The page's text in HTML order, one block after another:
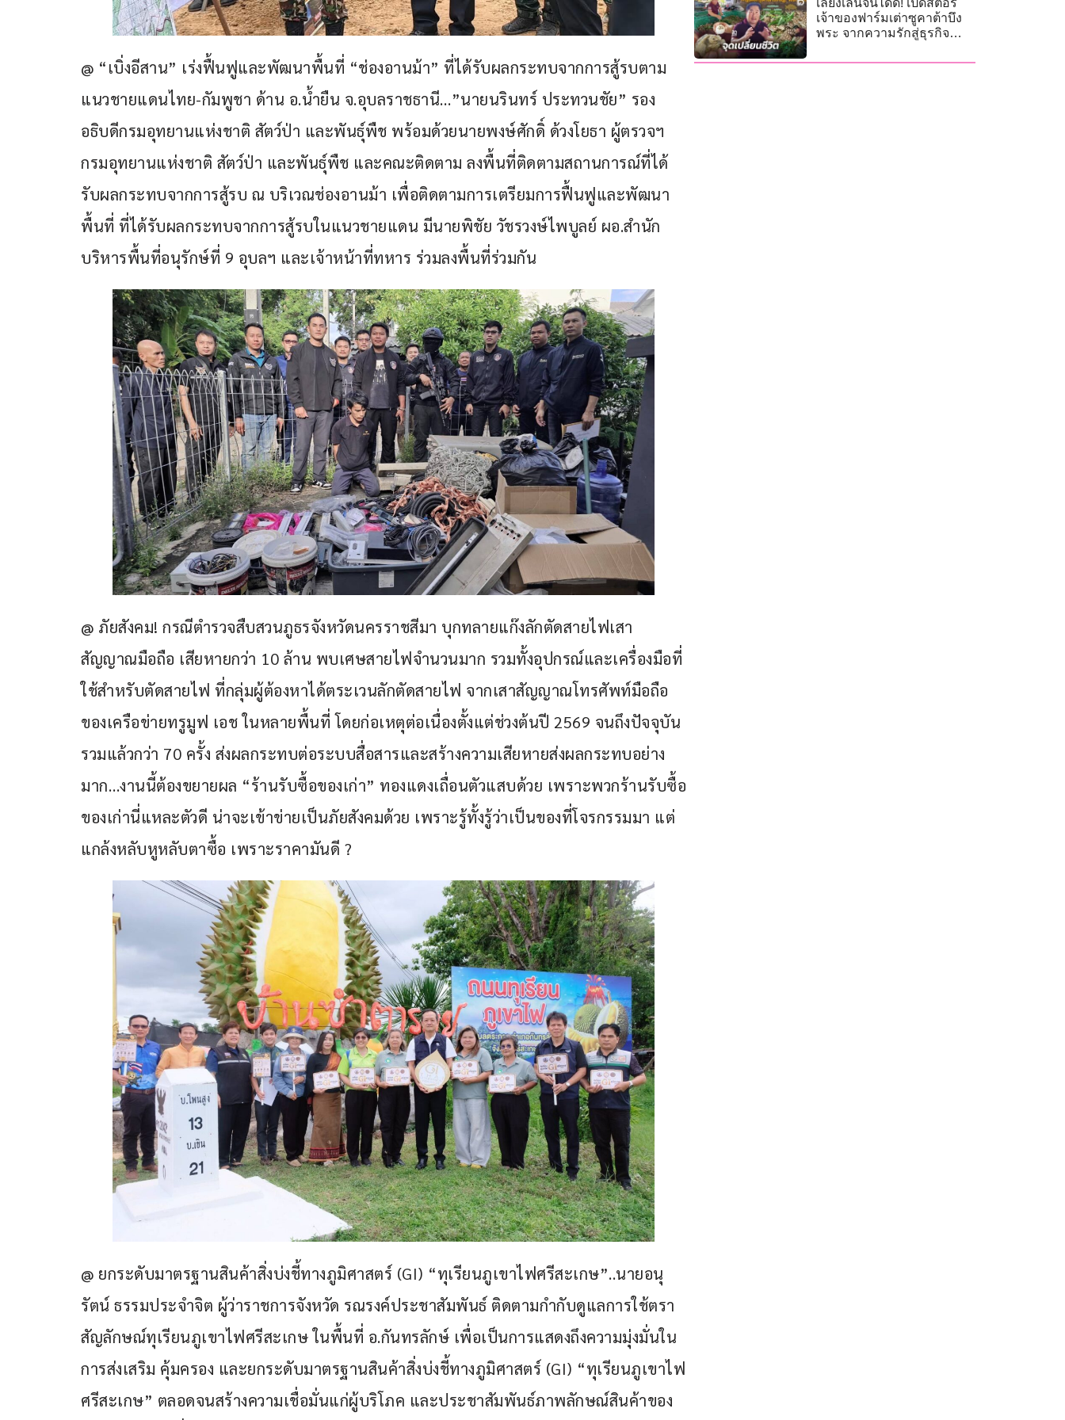
@ “เบิ่งอีสาน” เร่งฟื้นฟูและพัฒนาพื้นที่ “ช่องอานม้า” ที่ได้รับผลกระทบจากการสู้รบตาม
แนวชายแดนไทย-กัมพูชา ด้าน อ.น้ำยืน จ.อุบลราชธานี…”นายนรินทร์ ประทวนชัย” รอง
อธิบดีกรมอุทยานแห่งชาติ สัตว์ป่า และพันธุ์พืช พร้อมด้วยนายพงษ์ศักดิ์ ด้วงโยธา ผู้ตรวจฯ
กรมอุทยานแห่งชาติ สัตว์ป่า และพันธุ์พืช และคณะติดตาม ลงพื้นที่ติดตามสถานการณ์ที่ได้
รับผลกระทบจากการสู้รบ ณ บริเวณช่องอานม้า เพื่อติดตามการเตรียมการฟื้นฟูและพัฒนา
พื้นที่ ที่ได้รับผลกระทบจากการสู้รบในแนวชายแดน มีนายพิชัย วัชรวงษ์ไพบูลย์ ผอ.สำนัก
บริหารพื้นที่อนุรักษ์ที่ 9 อุบลฯ และเจ้าหน้าที่ทหาร ร่วมลงพื้นที่ร่วมกัน
@ ภัยสังคม! กรณีตำรวจสืบสวนภูธรจังหวัดนครราชสีมา บุกทลายแก๊งลักตัดสายไฟเสา
สัญญาณมือถือ เสียหายกว่า 10 ล้าน พบเศษสายไฟจำนวนมาก รวมทั้งอุปกรณ์และเครื่องมือที่
ใช้สำหรับตัดสายไฟ ที่กลุ่มผู้ต้องหาได้ตระเวนลักตัดสายไฟ จากเสาสัญญาณโทรศัพท์มือถือ
ของเครือข่ายทรูมูฟ เอช ในหลายพื้นที่ โดยก่อเหตุต่อเนื่องตั้งแต่ช่วงต้นปี 2569 จนถึงปัจจุบัน
รวมแล้วกว่า 70 ครั้ง ส่งผลกระทบต่อระบบสื่อสารและสร้างความเสียหายส่งผลกระทบอย่าง
มาก…งานนี้ต้องขยายผล “ร้านรับซื้อของเก่า” ทองแดงเถื่อนตัวแสบด้วย เพราะพวกร้านรับซื้อ
ของเก่านี่แหละตัวดี น่าจะเข้าข่ายเป็นภัยสังคมด้วย เพราะรู้ทั้งรู้ว่าเป็นของที่โจรกรรมมา แต่
แกล้งหลับหูหลับตาซื้อ เพราะราคามันดี ?
@ ยกระดับมาตรฐานสินค้าสิ่งบ่งชี้ทางภูมิศาสตร์ (GI) “ทุเรียนภูเขาไฟศรีสะเกษ”..นายอนุ
รัตน์ ธรรมประจำจิต ผู้ว่าราชการจังหวัด รณรงค์ประชาสัมพันธ์ ติดตามกำกับดูแลการใช้ตรา
สัญลักษณ์ทุเรียนภูเขาไฟศรีสะเกษ ในพื้นที่ อ.กันทรลักษ์ เพื่อเป็นการแสดงถึงความมุ่งมั่นใน
การส่งเสริม คุ้มครอง และยกระดับมาตรฐานสินค้าสิ่งบ่งชี้ทางภูมิศาสตร์ (GI) “ทุเรียนภูเขาไฟ
ศรีสะเกษ” ตลอดจนสร้างความเชื่อมั่นแก่ผู้บริโภค และประชาสัมพันธ์ภาพลักษณ์สินค้าของ
เลี้ยงเล่นจนได้ดี! เปิดสตอรี่
เจ้าของฟาร์มเต่าซูคาต้าบึง
พระ จากความรักสู่ธุรกิจ